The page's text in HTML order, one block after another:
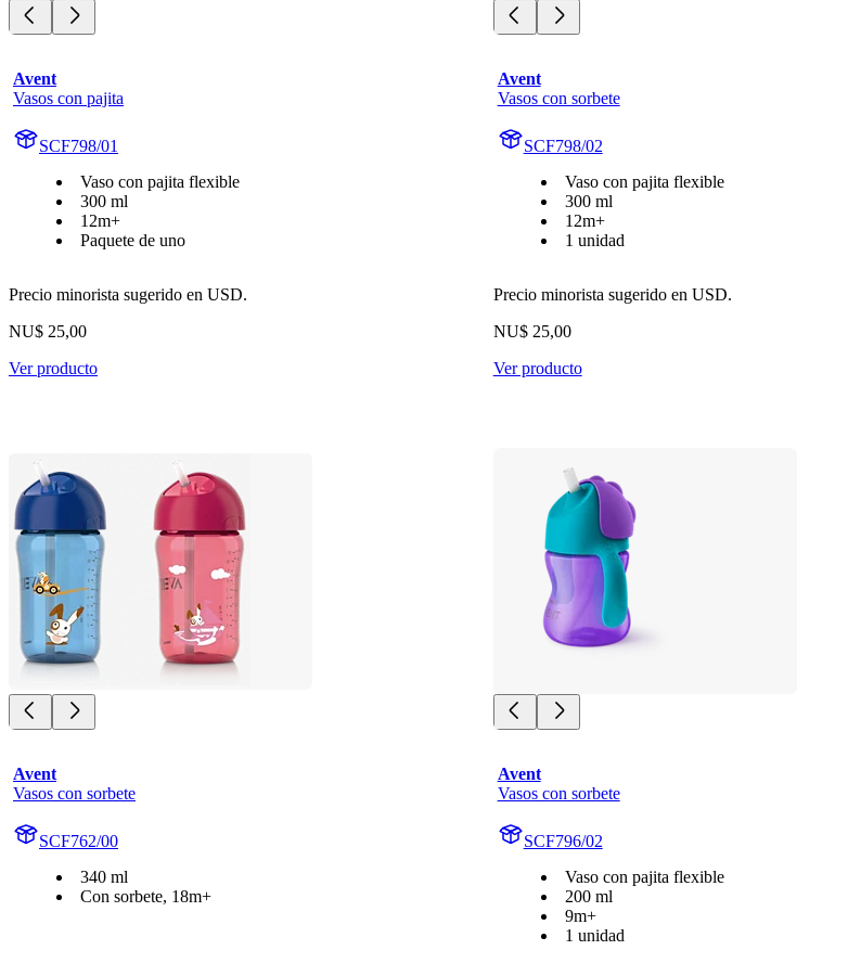
Avent
Vasos con pajita
SCF798/01
Vaso con pajita flexible
300 ml
12m+
Paquete de uno
Precio minorista sugerido en USD.
NU$ 25,00
Ver producto
Avent
Vasos con sorbete
SCF798/02
Vaso con pajita flexible
300 ml
12m+
1 unidad
Precio minorista sugerido en USD.
NU$ 25,00
Ver producto
Avent
Vasos con sorbete
SCF762/00
340 ml
Con sorbete, 18m+
Avent
Vasos con sorbete
SCF796/02
Vaso con pajita flexible
200 ml
9m+
1 unidad